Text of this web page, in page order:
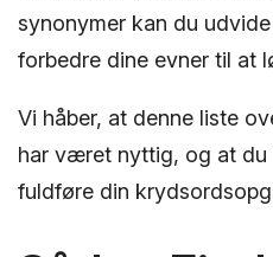
synonymer kan du
forbedre dine evner til at
Vi håber, at denne liste
har været nyttig, og at du
fuldføre din